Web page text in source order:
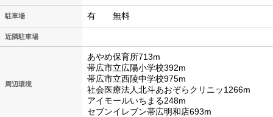
駐車場 有 無料
近隣駐車場
周辺環境
あやめ保育所713m
帯広市立広陽小学校392m
帯広市立西陵中学校975m
社会医療法人北斗あおぞらクリニッ1266m
アイモールいちまる248m
セブンイレブン帯広明和店693m